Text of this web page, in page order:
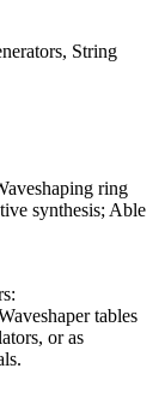
String
ring
synthesis; Able
tables
or as